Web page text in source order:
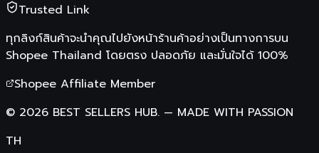
Trusted Link
ทุกลิงก์สินค้าจะนำคุณไปยังหน้าร้านค้าอย่างเป็นทางการบน
Shopee Thailand โดยตรง ปลอดภัย และมั่นใจได้ 100%
Shopee Affiliate Member
© 2026 BEST SELLERS HUB. — MADE WITH PASSION
TH